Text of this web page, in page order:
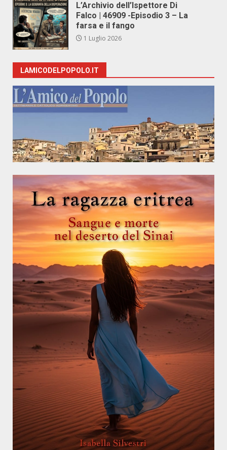
L’Archivio dell’Ispettore Di
Falco | 46909 -Episodio 3 – La
farsa e il fango
1 Luglio 2026
LAMICODELPOPOLO.IT